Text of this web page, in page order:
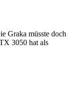
Graka müsste doch
3050 hat als